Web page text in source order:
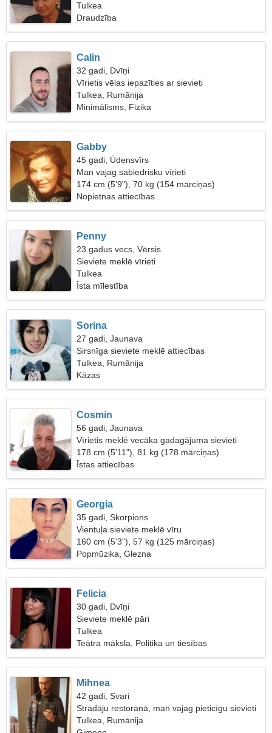
Tulkea
Draudzība
Calin
32 gadi, Dvīņi
Vīrietis vēlas iepazīties ar sievieti
Tulkea, Rumānija
Minimālisms, Fizika
Gabby
45 gadi, Ūdensvīrs
Man vajag sabiedrisku vīrieti
174 cm (5'9"), 70 kg (154 mārciņas)
Nopietnas attiecības
Penny
23 gadus vecs, Vērsis
Sieviete meklē vīrieti
Tulkea
Īsta mīlestība
Sorina
27 gadi, Jaunava
Sirsnīga sieviete meklē attiecības
Tulkea, Rumānija
Kāzas
Cosmin
56 gadi, Jaunava
Vīrietis meklē vecāka gadagājuma sievieti
178 cm (5'11"), 81 kg (178 mārciņas)
Īstas attiecības
Georgia
35 gadi, Skorpions
Vientuļa sieviete meklē vīru
160 cm (5'3"), 57 kg (125 mārciņas)
Popmūzika, Glezna
Felicia
30 gadi, Dvīņi
Sieviete meklē pāri
Tulkea
Teātra māksla, Politika un tiesības
Mihnea
42 gadi, Svari
Strādāju restorānā, man vajag pieticīgu sievieti
Tulkea, Rumānija